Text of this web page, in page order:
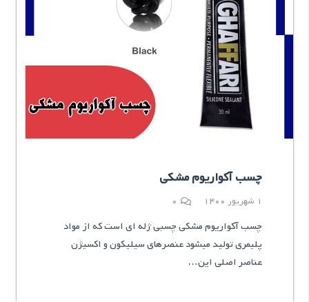
چسب آکواریوم مشکی
1 شهریور 1400 0
چسب آکواریوم مشکی چسبی ژله ای است که از مواد
پلیمری تولید میشود عنصرهای سیلیکون و اکسیژن
عناصر اصلی این…